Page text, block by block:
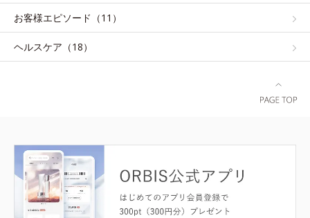
お客様エピソード（11）
ヘルスケア（18）